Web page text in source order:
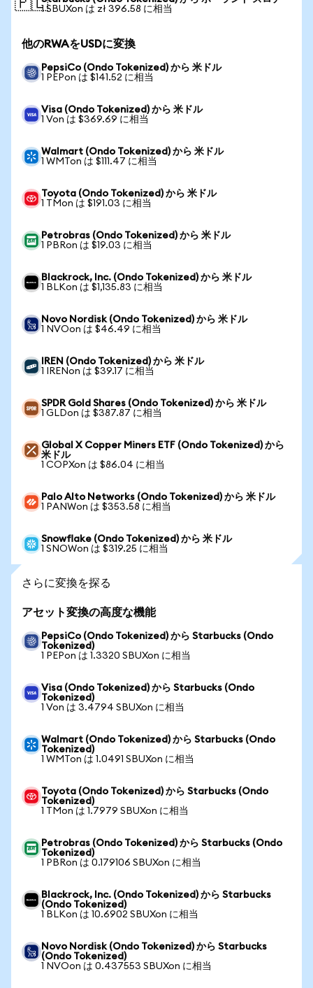
🇵🇱1 SBUXon は zł 396.58 に相当
他のRWAをUSDに変換
PepsiCo (Ondo Tokenized) から 米ドル
1 PEPon は $141.52 に相当
Visa (Ondo Tokenized) から 米ドル
1 Von は $369.69 に相当
Walmart (Ondo Tokenized) から 米ドル
1 WMTon は $111.47 に相当
Toyota (Ondo Tokenized) から 米ドル
1 TMon は $191.03 に相当
Petrobras (Ondo Tokenized) から 米ドル
1 PBRon は $19.03 に相当
Blackrock, Inc. (Ondo Tokenized) から 米ドル
1 BLKon は $1,135.83 に相当
Novo Nordisk (Ondo Tokenized) から 米ドル
1 NVOon は $46.49 に相当
IREN (Ondo Tokenized) から 米ドル
1 IRENon は $39.17 に相当
SPDR Gold Shares (Ondo Tokenized) から 米ドル
1 GLDon は $387.87 に相当
Global X Copper Miners ETF (Ondo Tokenized) から
米ドル
1 COPXon は $86.04 に相当
Palo Alto Networks (Ondo Tokenized) から 米ドル
1 PANWon は $353.58 に相当
Snowflake (Ondo Tokenized) から 米ドル
1 SNOWon は $319.25 に相当
さらに変換を探る
アセット変換の高度な機能
PepsiCo (Ondo Tokenized) から Starbucks (Ondo
Tokenized)
1 PEPon は 1.3320 SBUXon に相当
Visa (Ondo Tokenized) から Starbucks (Ondo
Tokenized)
1 Von は 3.4794 SBUXon に相当
Walmart (Ondo Tokenized) から Starbucks (Ondo
Tokenized)
1 WMTon は 1.0491 SBUXon に相当
Toyota (Ondo Tokenized) から Starbucks (Ondo
Tokenized)
1 TMon は 1.7979 SBUXon に相当
Petrobras (Ondo Tokenized) から Starbucks (Ondo
Tokenized)
1 PBRon は 0.179106 SBUXon に相当
Blackrock, Inc. (Ondo Tokenized) から Starbucks
(Ondo Tokenized)
1 BLKon は 10.6902 SBUXon に相当
Novo Nordisk (Ondo Tokenized) から Starbucks
(Ondo Tokenized)
1 NVOon は 0.437553 SBUXon に相当